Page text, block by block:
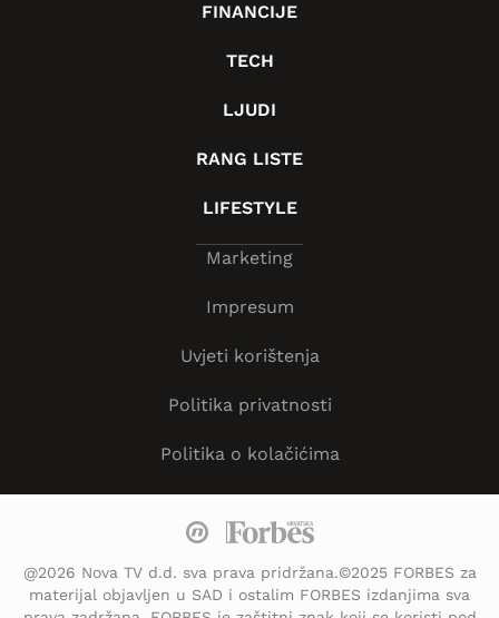
FINANCIJE
TECH
LJUDI
RANG LISTE
LIFESTYLE
Marketing
Impresum
Uvjeti korištenja
Politika privatnosti
Politika o kolačićima
@2026 Nova TV d.d. sva prava pridržana.©2025 FORBES za
materijal objavljen u SAD i ostalim FORBES izdanjima sva